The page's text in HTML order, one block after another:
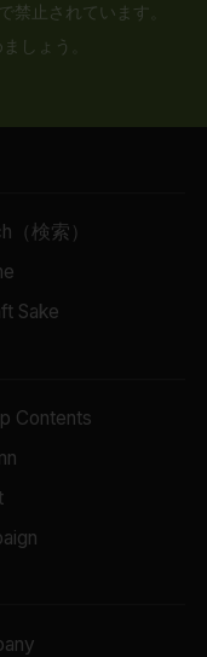
禁止されています。
しょう。
（検索）
Sake
Contents